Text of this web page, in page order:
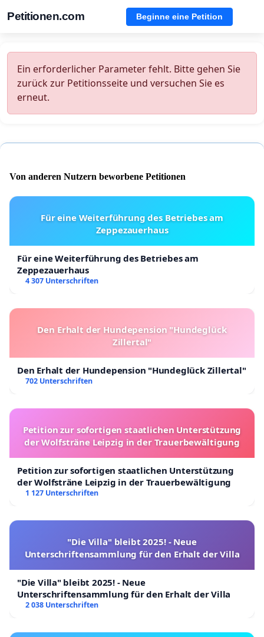
Petitionen.com Beginne eine Petition
Ein erforderlicher Parameter fehlt. Bitte gehen Sie
zurück zur Petitionsseite und versuchen Sie es
erneut.
Von anderen Nutzern beworbene Petitionen
Für eine Weiterführung des Betriebes am
Zeppezauerhaus
Für eine Weiterführung des Betriebes am
Zeppezauerhaus
4 307 Unterschriften
Den Erhalt der Hundepension "Hundeglück
Zillertal"
Den Erhalt der Hundepension "Hundeglück Zillertal"
702 Unterschriften
Petition zur sofortigen staatlichen Unterstützung
der Wolfsträne Leipzig in der Trauerbewältigung
Petition zur sofortigen staatlichen Unterstützung
der Wolfsträne Leipzig in der Trauerbewältigung
1 127 Unterschriften
"Die Villa" bleibt 2025! - Neue
Unterschriftensammlung für den Erhalt der Villa
"Die Villa" bleibt 2025! - Neue
Unterschriftensammlung für den Erhalt der Villa
2 038 Unterschriften